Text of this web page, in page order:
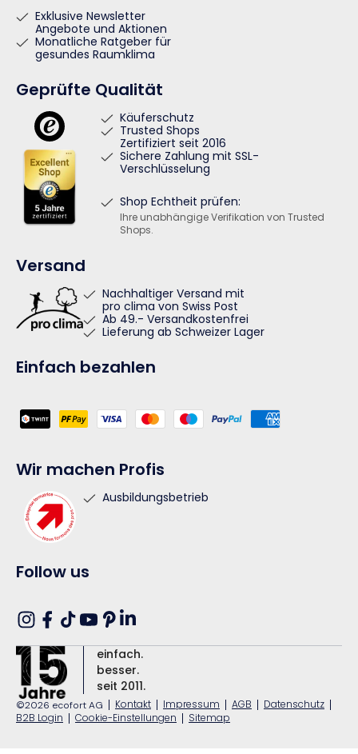
Exklusive Newsletter
Angebote und Aktionen
Monatliche Ratgeber für
gesundes Raumklima
Geprüfte Qualität
Käuferschutz
Trusted Shops
Zertifiziert seit 2016
Sichere Zahlung mit SSL-
Verschlüsselung
Shop Echtheit prüfen:
Ihre unabhängige Verifikation von Trusted
Shops.
Versand
Nachhaltiger Versand mit
pro clima von Swiss Post
Ab 49.- Versandkostenfrei
Lieferung ab Schweizer Lager
Einfach bezahlen
Zahlungsmethoden
Wir machen Profis
Ausbildungsbetrieb
Follow us
Instagram
Facebook
TikTokYouTube
Pinterest
Translation
missing:
de.general.social.links.linkedin
einfach.
besser.
seit 2011.
©2026 ecofort AG | Kontakt | Impressum | AGB | Datenschutz |
B2B Login | Cookie-Einstellungen | Sitemap